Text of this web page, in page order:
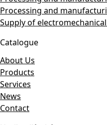
Processing and
Supply of
Catalogue
About Us
Products
Services
News
Contact